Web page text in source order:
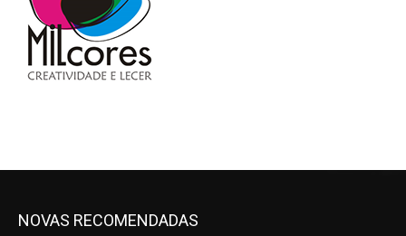
NOVAS RECOMENDADAS